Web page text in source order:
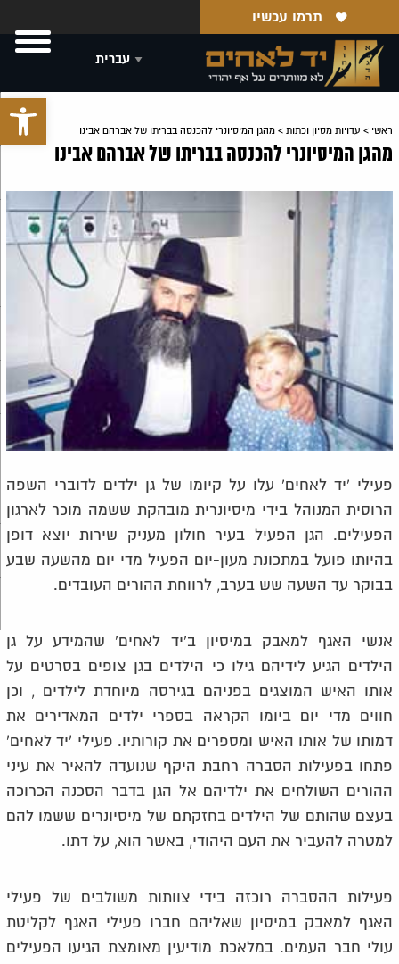
פתח
תרמו עכשיו
ראשי > עדויות מסיון וכתות> מהגן המיסיונרי להכנסה בבריתו של אברהם אבינו
מהגן המיסיונרי להכנסה בבריתו של אברהם אבינו
פעילי 'יד לאחים' עלו על קיומו של גן ילדים לדוברי השפה
הרוסית המנוהל בידי מיסיונרית מובהקת ששמה מוכר לארגון
הפעילים. הגן הפעיל בעיר חולון מעניק שירות יוצא דופן
בהיותו פועל במתכונת מעון-יום הפעיל מדי יום מהשעה שבע
בבוקר עד השעה שש בערב, לרווחת ההורים העובדים.
אנשי האגף למאבק במיסיון ב'יד לאחים' שהמידע על גן
הילדים הגיע לידיהם גילו כי הילדים בגן צופים בסרטים על
אותו האיש המוצגים בפניהם בגירסה מיוחדת לילדים , וכן
חווים מדי יום ביומו הקראה בספרי ילדים המאדירים את
דמותו של אותו האיש ומספרים את קורותיו. פעילי 'יד לאחים'
פתחו בפעילות הסברה רחבת היקף שנועדה להאיר את עיני
ההורים השולחים את ילדיהם אל הגן בדבר הסכנה הכרוכה
בעצם שהותם של הילדים בחזקתם של מיסיונרים ששמו להם
למטרה להעביר את העם היהודי, באשר הוא, על דתו.
פעילות ההסברה רוכזה בידי צוותות משולבים של פעילי
האגף למאבק במיסיון שאליהם חברו פעילי האגף לקליטת
עולי חבר העמים. במלאכת מודיעין מאומצת הגיעו הפעילים